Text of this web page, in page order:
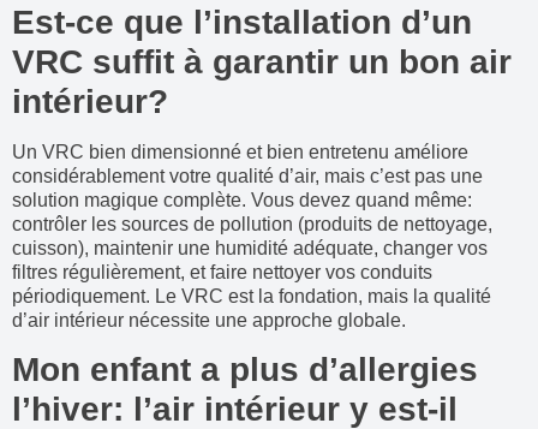
Est-ce que l’installation d’un
VRC suffit à garantir un bon air
intérieur?
Un VRC bien dimensionné et bien entretenu améliore
considérablement votre qualité d’air, mais c’est pas une
solution magique complète. Vous devez quand même:
contrôler les sources de pollution (produits de nettoyage,
cuisson), maintenir une humidité adéquate, changer vos
filtres régulièrement, et faire nettoyer vos conduits
périodiquement. Le VRC est la fondation, mais la qualité
d’air intérieur nécessite une approche globale.
Mon enfant a plus d’allergies
l’hiver: l’air intérieur y est-il